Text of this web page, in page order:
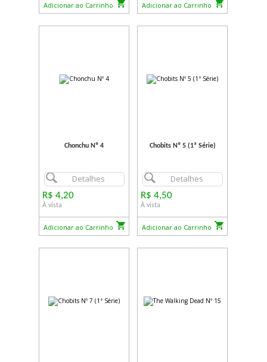
Adicionar ao Carrinho Adicionar ao Carrinho
Chonchu Nº 4
Detalhes
R$ 4,20
À vista
Adicionar ao Carrinho
Chobits Nº 5 (1ª Série)
Detalhes
R$ 4,50
À vista
Adicionar ao Carrinho